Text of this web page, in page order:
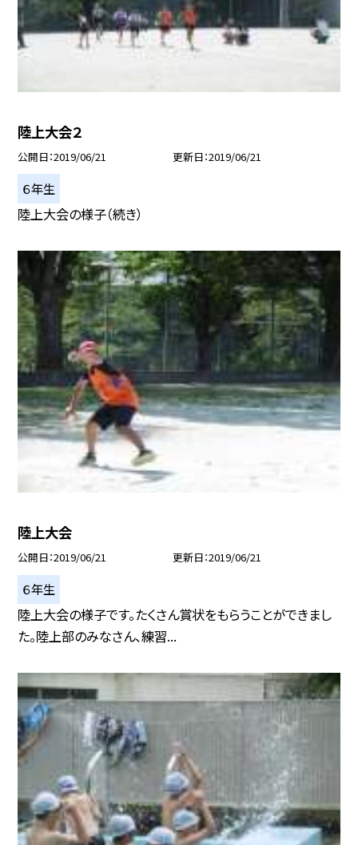
陸上大会２
公開日 2019/06/21 更新日 2019/06/21
６年生
陸上大会の様子（続き）
陸上大会
公開日 2019/06/21 更新日 2019/06/21
６年生
陸上大会の様子です。たくさん賞状をもらうことができまし
た。陸上部のみなさん、練習...